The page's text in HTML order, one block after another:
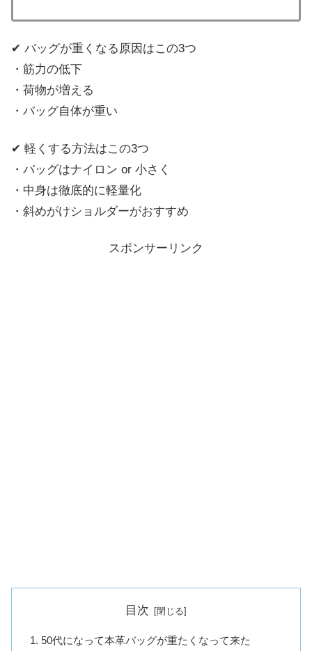
✔ バッグが重くなる原因はこの3つ
・筋力の低下
・荷物が増える
・バッグ自体が重い
✔ 軽くする方法はこの3つ
・バッグはナイロン or 小さく
・中身は徹底的に軽量化
・斜めがけショルダーがおすすめ
スポンサーリンク
目次
50代になって本革バッグが重たくなって来た